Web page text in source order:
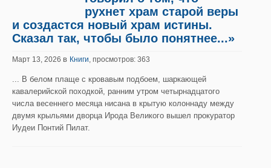
рухнет храм старой веры
и создастся новый храм истины.
Сказал так, чтобы было понятнее...»
Март 13, 2026 в Книги, просмотров: 363
... В белом плаще с кровавым подбоем, шаркающей
кавалерийской походкой, ранним утром четырнадцатого
числа весеннего месяца нисана в крытую колоннаду между
двумя крыльями дворца Ирода Великого вышел прокуратор
Иудеи Понтий Пилат.